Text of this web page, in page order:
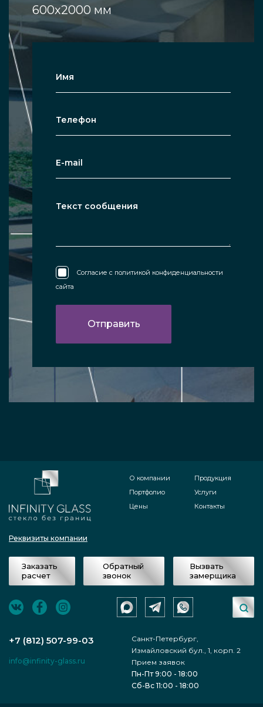
600х2000 мм
Согласие с политикой конфиденциальности
сайта
Реквизиты компании
О компании
Портфолио
Цены
Продукция
Услуги
Контакты
Заказать
расчет
Обратный
звонок
Вызвать
замерщика
+7 (812) 507-99-03
Санкт-Петербург,
Измайловский бул., 1, корп. 2
info@infinity-glass.ru
Прием заявок
Пн-Пт 9:00 - 18:00
Сб-Вс 11:00 - 18:00